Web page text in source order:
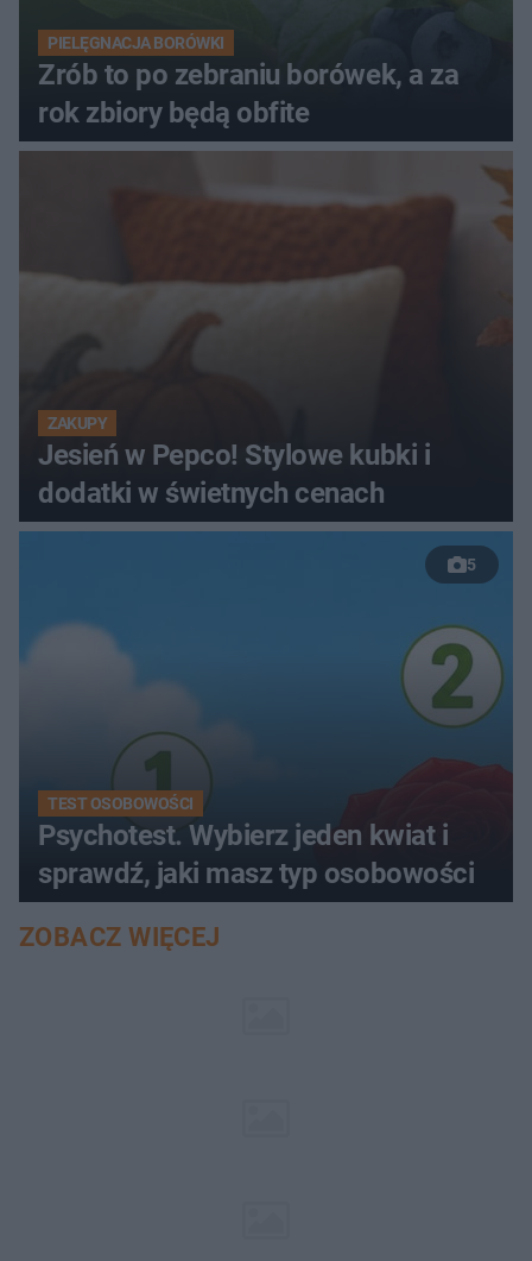
PIELĘGNACJA BORÓWKI
Zrób to po zebraniu borówek, a za
rok zbiory będą obfite
ZAKUPY
Jesień w Pepco! Stylowe kubki i
dodatki w świetnych cenach
5
TEST OSOBOWOŚCI
Psychotest. Wybierz jeden kwiat i
sprawdź, jaki masz typ osobowości
ZOBACZ WIĘCEJ